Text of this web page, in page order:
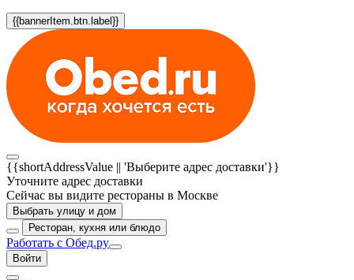
{{bannerItem.btn.label}}
{{shortAddressValue || 'Выберите адрес доставки'}}
Уточните адрес доставки
Сейчас вы видите рестораны в Москве
Выбрать улицу и дом
Ресторан, кухня или блюдо
Работать с Обед.ру
Войти